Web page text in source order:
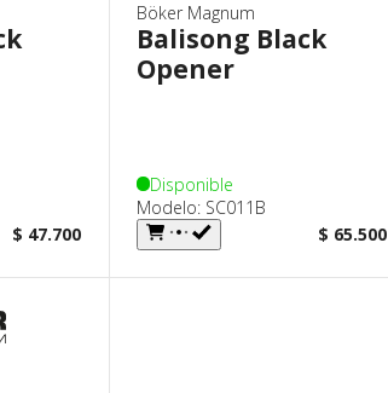
$ 47.700
Böker Magnum
Balisong Black
Opener
Disponible
Modelo: SC011B
$ 65.500